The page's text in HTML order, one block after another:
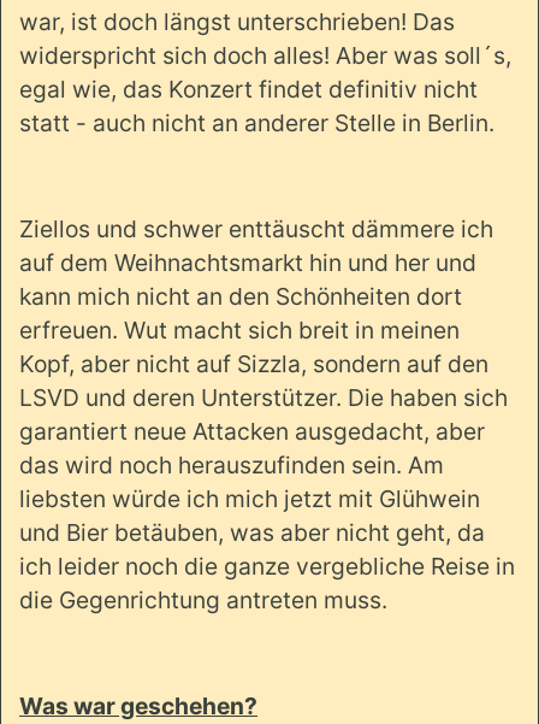
war, ist doch längst unterschrieben! Das
widerspricht sich doch alles! Aber was soll´s,
egal wie, das Konzert findet definitiv nicht
statt - auch nicht an anderer Stelle in Berlin.
Ziellos und schwer enttäuscht dämmere ich
auf dem Weihnachtsmarkt hin und her und
kann mich nicht an den Schönheiten dort
erfreuen. Wut macht sich breit in meinen
Kopf, aber nicht auf Sizzla, sondern auf den
LSVD und deren Unterstützer. Die haben sich
garantiert neue Attacken ausgedacht, aber
das wird noch herauszufinden sein. Am
liebsten würde ich mich jetzt mit Glühwein
und Bier betäuben, was aber nicht geht, da
ich leider noch die ganze vergebliche Reise in
die Gegenrichtung antreten muss.
Was war geschehen?